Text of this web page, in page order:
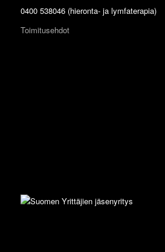
0400 538046 (hieronta- ja lymfaterapia)
Toimitusehdot